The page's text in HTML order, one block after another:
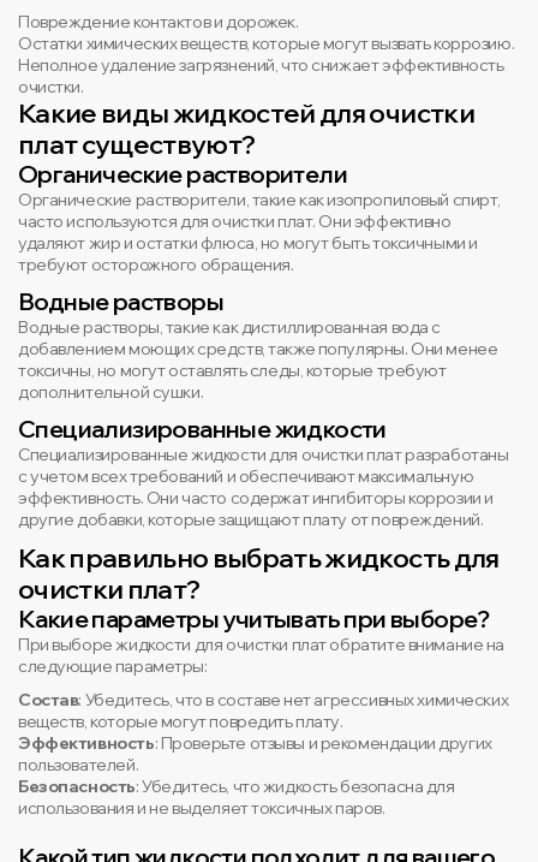
Повреждение контактов и дорожек.
Остатки химических веществ, которые могут вызвать коррозию.
Неполное удаление загрязнений, что снижает эффективность
очистки.
Какие виды жидкостей для очистки
плат существуют?
Органические растворители
Органические растворители, такие как изопропиловый спирт,
часто используются для очистки плат. Они эффективно
удаляют жир и остатки флюса, но могут быть токсичными и
требуют осторожного обращения.
Водные растворы
Водные растворы, такие как дистиллированная вода с
добавлением моющих средств, также популярны. Они менее
токсичны, но могут оставлять следы, которые требуют
дополнительной сушки.
Специализированные жидкости
Специализированные жидкости для очистки плат разработаны
с учетом всех требований и обеспечивают максимальную
эффективность. Они часто содержат ингибиторы коррозии и
другие добавки, которые защищают плату от повреждений.
Как правильно выбрать жидкость для
очистки плат?
Какие параметры учитывать при выборе?
При выборе жидкости для очистки плат обратите внимание на
следующие параметры:
Состав: Убедитесь, что в составе нет агрессивных химических
веществ, которые могут повредить плату.
Эффективность: Проверьте отзывы и рекомендации других
пользователей.
Безопасность: Убедитесь, что жидкость безопасна для
использования и не выделяет токсичных паров.